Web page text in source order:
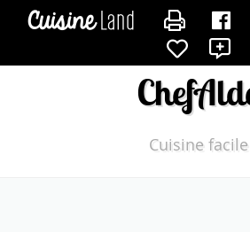
Cuisine facile
CONTACTER